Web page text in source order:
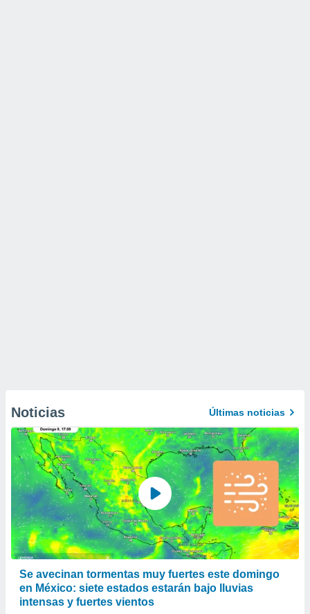
Noticias Últimas noticias
Se avecinan tormentas muy fuertes este domingo
en México: siete estados estarán bajo lluvias
intensas y fuertes vientos